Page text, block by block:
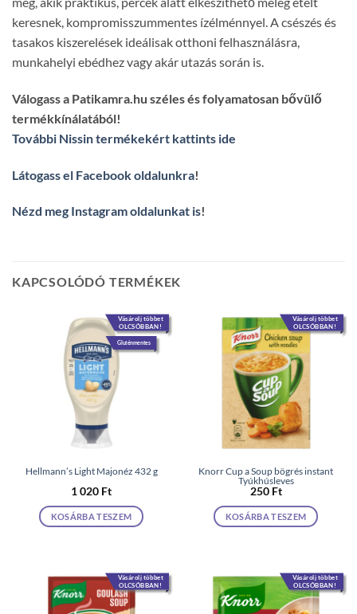
keresnek, kompromisszummentes ízélménnyel. A csészés és
tasakos kiszerelések ideálisak otthoni felhasználásra,
munkahelyi ebédhez vagy akár utazás során is.
Válogass a Patikamra.hu széles és folyamatosan bővülő
termékkínálatából!
További Nissin termékekért kattints ide
Látogass el Facebook oldalunkra!
Nézd meg Instagram oldalunkat is!
KAPCSOLÓDÓ TERMÉKEK
Vásárolj többet
OLCSÓBBAN!
Gluténmentes
Hellmann’s Light Majonéz 432 g
1 020 Ft
KOSÁRBA TESZEM
Vásárolj többet
OLCSÓBBAN!
Knorr Cup a Soup bögrés instant
Tyúkhúsleves
250 Ft
KOSÁRBA TESZEM
Vásárolj többet
OLCSÓBBAN!
Vásárolj többet
OLCSÓBBAN!